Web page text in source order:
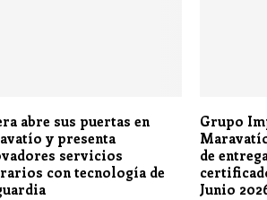
abre sus puertas en
y presenta
servicios
con tecnología de
Grupo
de
Junio